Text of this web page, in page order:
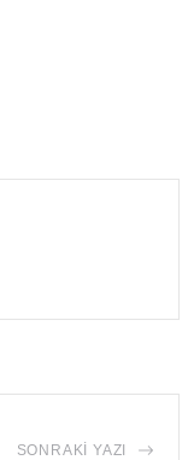
SONRAKI YAZI